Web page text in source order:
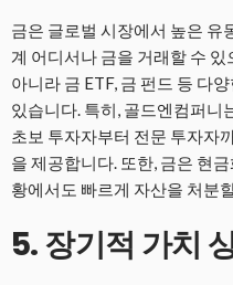
금은 글로벌 시장에서 높은 유
계 어디서나 금을 거래할 수
아니라 금 ETF, 금 펀드 등 다
있습니다. 특히, 골드엔컴퍼니
초보 투자자부터 전문 투자자
을 제공합니다. 또한, 금은 현
황에서도 빠르게 자산을 처분
5. 장기적 가치